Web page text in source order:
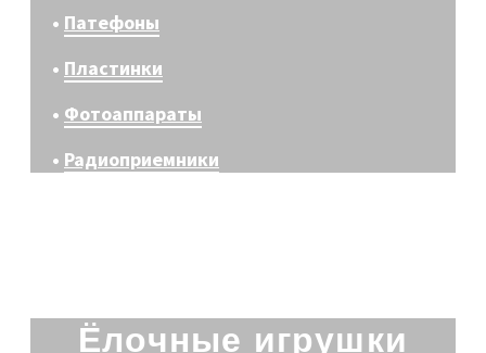
• Патефоны
• Пластинки
• Фотоаппараты
• Радиоприемники
Ёлочные игрушки